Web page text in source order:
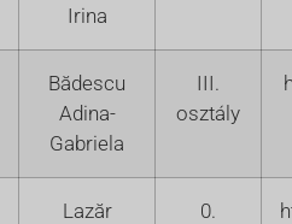
Irina
Bădescu
Adina-
Gabriela
III.
osztály
Lazăr
0.